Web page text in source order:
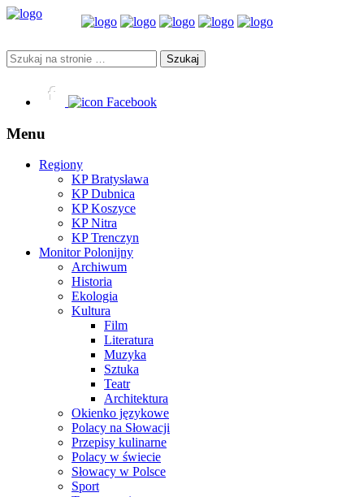
Facebook
Menu
Regiony
KP Bratysława
KP Dubnica
KP Koszyce
KP Nitra
KP Trenczyn
Monitor Polonijny
Archiwum
Historia
Ekologia
Kultura
Film
Literatura
Muzyka
Sztuka
Teatr
Architektura
Okienko językowe
Polacy na Słowacji
Przepisy kulinarne
Polacy w świecie
Słowacy w Polsce
Sport